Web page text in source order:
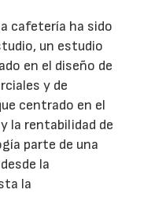
cafetería ha sido
un estudio
en el diseño de
y de
centrado en el
la rentabilidad de
parte de una
la
la